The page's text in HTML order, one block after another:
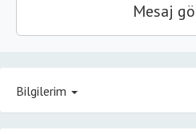
Mesaj
Bilgilerim